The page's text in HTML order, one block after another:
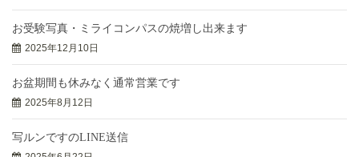
お受験写真・ミライコンパスの焼増し出来ます
2025年12月10日
お盆期間も休みなく通常営業です
2025年8月12日
写ルンですのLINE送信